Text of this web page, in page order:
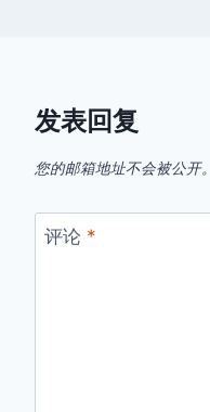
发表回复
您的邮箱地址不会被公开。
评论 *